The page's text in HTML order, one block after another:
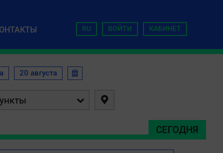
RU ВОЙТИ КАБИНЕТ
20 августа 
 
СЕГОДНЯ